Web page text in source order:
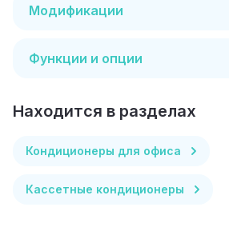
Модификации
Функции и опции
Находится в разделах
Кондиционеры для офиса
Кассетные кондиционеры